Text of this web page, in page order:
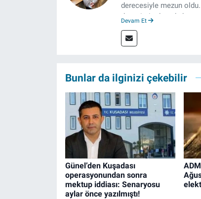
derecesiyle mezun
deneyimin dışında
Devam Et
Bunlar da ilginizi çekebilir
Günel’den Kuşadası
operasyonundan sonra
mektup iddiası: Senaryosu
aylar önce yazılmıştı!